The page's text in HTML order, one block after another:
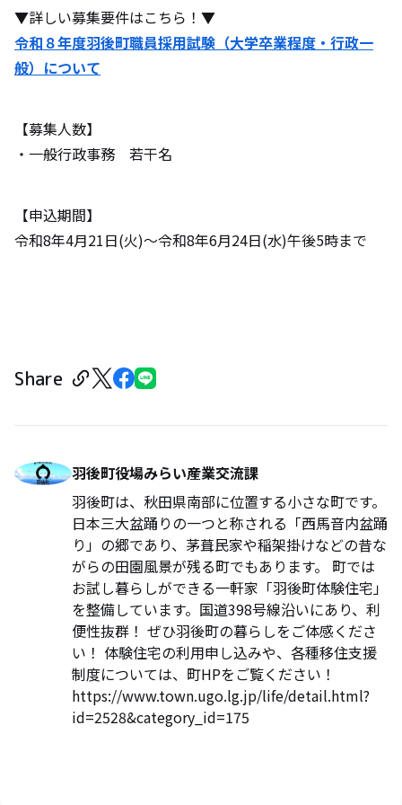
▼詳しい募集要件はこちら！▼
令和８年度羽後町職員採用試験（大学卒業程度・行政一
般）について
【募集人数】
・一般行政事務 若干名
【申込期間】
令和8年4月21日(火)～令和8年6月24日(水)午後5時まで
Share
羽後町役場みらい産業交流課
羽後町は、秋田県南部に位置する小さな町です。
日本三大盆踊りの一つと称される「西馬音内盆踊
り」の郷であり、茅葺民家や稲架掛けなどの昔な
がらの田園風景が残る町でもあります。 町では
お試し暮らしができる一軒家「羽後町体験住宅」
を整備しています。国道398号線沿いにあり、利
便性抜群！ ぜひ羽後町の暮らしをご体感くださ
い！ 体験住宅の利用申し込みや、各種移住支援
制度については、町HPをご覧ください！
https://www.town.ugo.lg.jp/life/detail.html?
id=2528&category_id=175